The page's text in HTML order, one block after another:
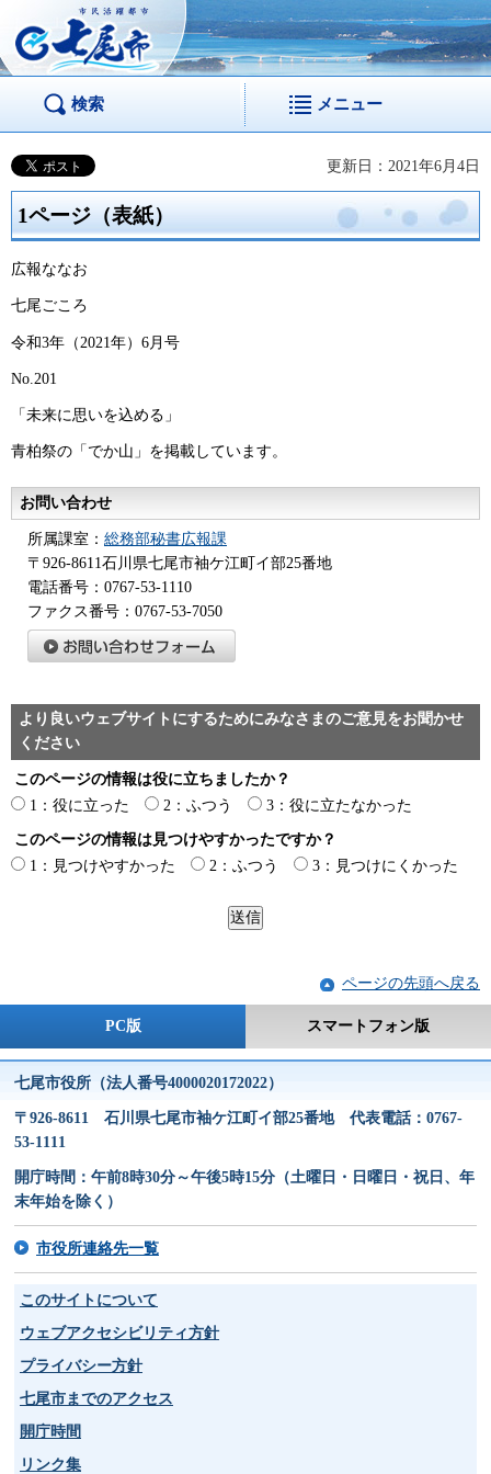
市民活躍都市 七尾
市
検索 メニュー
更新日：2021年6月4日
1ページ（表紙）
広報ななお
七尾ごころ
令和3年（2021年）6月号
No.201
「未来に思いを込める」
青柏祭の「でか山」を掲載しています。
お問い合わせ
所属課室： 総務部秘書広報課
〒926-8611石川県七尾市袖ケ江町イ部25番地
電話番号：0767-53-1110
ファクス番号：0767-53-7050
より良いウェブサイトにするためにみなさまのご意見をお聞かせ
ください
このページの情報は役に立ちましたか？
1：役に立った
2：ふつう 3：役に立たなかった
このページの情報は見つけやすかったですか？
1：見つけやすかった
2：ふつう 3：見つけにくかった
ページの先頭へ戻る
PC版 スマートフォン版
七尾市役所（法人番号4000020172022）
〒926-8611 石川県七尾市袖ケ江町イ部25番地 代表電話：0767-
53-1111
開庁時間：午前8時30分～午後5時15分（土曜日・日曜日・祝日、年
末年始を除く）
市役所連絡先一覧
このサイトについて
ウェブアクセシビリティ方針
プライバシー方針
七尾市までのアクセス
開庁時間
リンク集